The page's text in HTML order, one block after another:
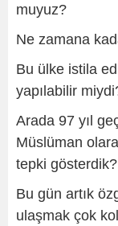
muyuz?
Ne zamana
Bu ülke istila
yapılabilir
Arada 97 yıl
Müslüman
tepki gösterdik?
Bu gün artık
ulaşmak çok